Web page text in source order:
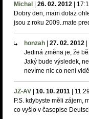
Michal 26. 02. 2012
Dobry den, mam dotaz
jsou z roku 2009..mate
honzah 27. 02. 2012
Jediná změna je, že
Jaký bude výsledek,
nevíme nic co není
JZ-AV 10. 10. 2011
P.S. kdybyste měli zájem,
co vyšlo v časopise